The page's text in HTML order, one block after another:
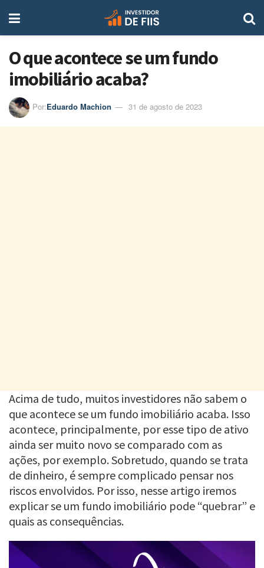
O que acontece se um fundo
imobiliário acaba?
Por:Eduardo Machion 31 de agosto de 2023
Acima de tudo, muitos investidores não sabem o
que acontece se um fundo imobiliário acaba. Isso
acontece, principalmente, por esse tipo de ativo
ainda ser muito novo se comparado com as
ações, por exemplo. Sobretudo, quando se trata
de dinheiro, é sempre complicado pensar nos
riscos envolvidos. Por isso, nesse artigo iremos
explicar se um fundo imobiliário pode “quebrar” e
quais as consequências.